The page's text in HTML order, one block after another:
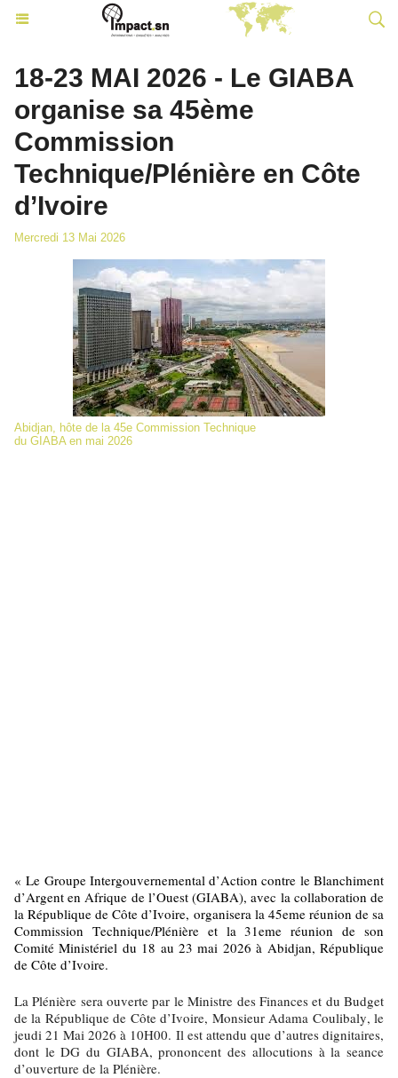
18-23 MAI 2026 - Le GIABA
organise sa 45ème
Commission
Technique/Plénière en Côte
d’Ivoire
Mercredi 13 Mai 2026
Abidjan, hôte de la 45e Commission Technique
du GIABA en mai 2026
« Le Groupe Intergouvernemental d’Action contre le Blanchiment
d’Argent en Afrique de l’Ouest (GIABA), avec la collaboration de
la République de Côte d’Ivoire, organisera la 45eme réunion de sa
Commission Technique/Plénière et la 31eme réunion de son
Comité Ministériel du 18 au 23 mai 2026 à Abidjan, République
de Côte d’Ivoire.
La Plénière sera ouverte par le Ministre des Finances et du Budget
de la République de Côte d’Ivoire, Monsieur Adama Coulibaly, le
jeudi 21 Mai 2026 à 10H00. Il est attendu que d’autres dignitaires,
dont le DG du GIABA, prononcent des allocutions à la seance
d’ouverture de la Plénière.